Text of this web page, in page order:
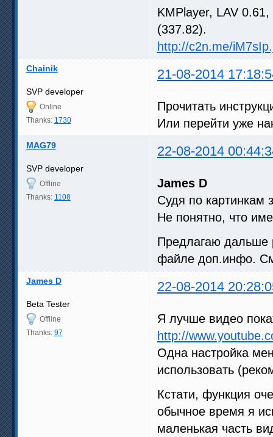
KMPlayer, LAV
(337.82).
http://c2n.me/
Chainik 21-08-2014
SVP developer
Online
Thanks: 1730
Прочитать
Или перейти уже
MAG79 22-08-2014
SVP developer
Offline
Thanks: 1108
James D
Судя по картинкам
Не понятно, что
Предлагаю дальше
файле доп.инфо.
James D 22-08-2014
Beta Tester
Offline
Thanks: 97
Я лучше видео
http://
Одна настройка
использовать
Кстати, функция
обычное время я
маленькая часть